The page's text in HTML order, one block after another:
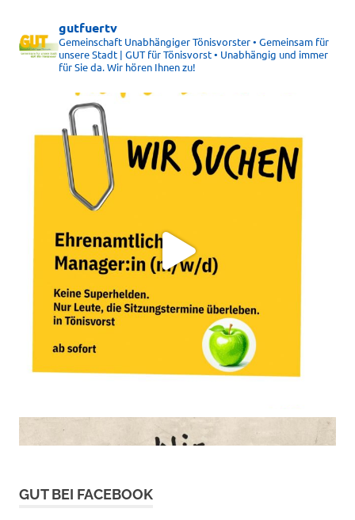
gutfuertv
Gemeinschaft Unabhängiger Tönisvorster • Gemeinsam für
unsere Stadt | GUT für Tönisvorst • Unabhängig und immer
für Sie da. Wir hören Ihnen zu!
GUT BEI FACEBOOK